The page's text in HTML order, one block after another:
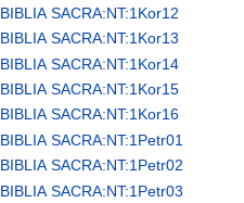
BIBLIA SACRA:NT:1Kor12
BIBLIA SACRA:NT:1Kor13
BIBLIA SACRA:NT:1Kor14
BIBLIA SACRA:NT:1Kor15
BIBLIA SACRA:NT:1Kor16
BIBLIA SACRA:NT:1Petr01
BIBLIA SACRA:NT:1Petr02
BIBLIA SACRA:NT:1Petr03